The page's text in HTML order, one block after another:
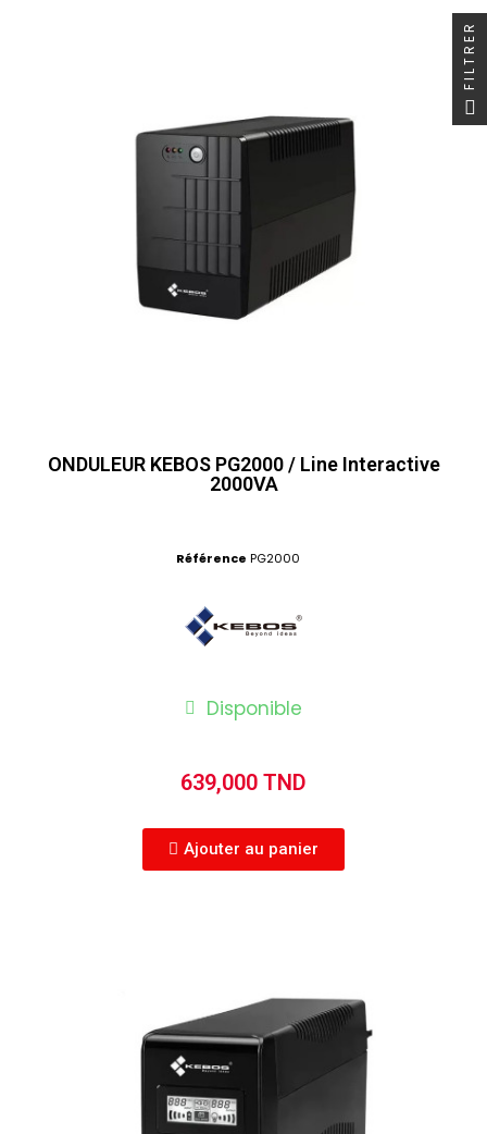
ONDULEUR KEBOS PG2000 / Line Interactive
2000VA
Référence PG2000
Disponible
639,000 TND
Ajouter au panier
FILTRER